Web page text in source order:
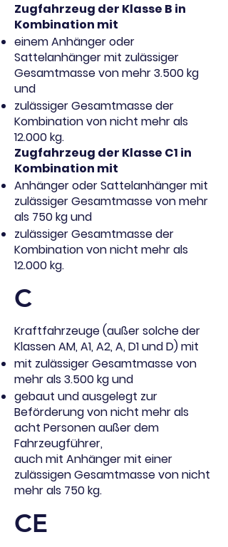
Zugfahrzeug der Klasse B in
Kombination mit
einem Anhänger oder
Sattelanhänger mit zulässiger
Gesamtmasse von mehr 3.500 kg
und
zulässiger Gesamtmasse der
Kombination von nicht mehr als
12.000 kg.
Zugfahrzeug der Klasse C1 in
Kombination mit
Anhänger oder Sattelanhänger mit
zulässiger Gesamtmasse von mehr
als 750 kg und
zulässiger Gesamtmasse der
Kombination von nicht mehr als
12.000 kg.
C
Kraftfahrzeuge (außer solche der
Klassen AM, A1, A2, A, D1 und D) mit
mit zulässiger Gesamtmasse von
mehr als 3.500 kg und
gebaut und ausgelegt zur
Beförderung von nicht mehr als
acht Personen außer dem
Fahrzeugführer,
auch mit Anhänger mit einer
zulässigen Gesamtmasse von nicht
mehr als 750 kg.
CE